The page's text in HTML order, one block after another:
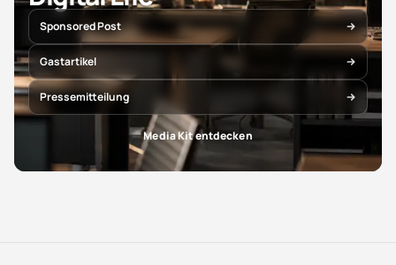
Sponsored Post
Gastartikel
Pressemitteilung
Media Kit entdecken